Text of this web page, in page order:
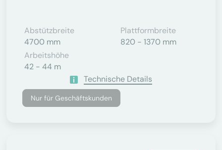
Abstützbreite
4700 mm
Plattformbreite
820 - 1370 mm
Arbeitshöhe
42 - 44 m
Technische Details
Nur für Geschäftskunden